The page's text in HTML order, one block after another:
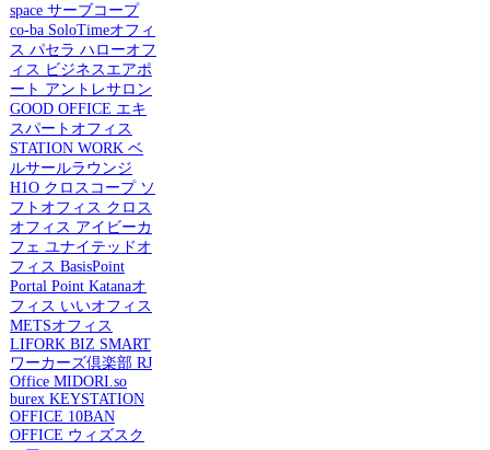
spaceサーブコープ
co-baSoloTimeオフィ
ス パセラ ハローオフ
ィス ビジネスエアポ
ート アントレサロン
GOOD OFFICE エキ
スパートオフィス
STATION WORKベ
ルサールラウンジ
H1Oクロスコープソ
フトオフィス クロス
オフィス アイビーカ
フェ ユナイテッドオ
フィス BasisPoint
Portal PointKatanaオ
フィス いいオフィス
METSオフィス
LIFORKBIZ SMART
ワーカーズ倶楽部RJ
OfficeMIDORI.so
burexKEYSTATION
OFFICE 10BAN
OFFICE ウィズスク